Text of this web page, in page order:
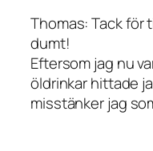
Thomas: Tack för
dumt!
Eftersom jag nu
öldrinkar hittade
misstänker jag